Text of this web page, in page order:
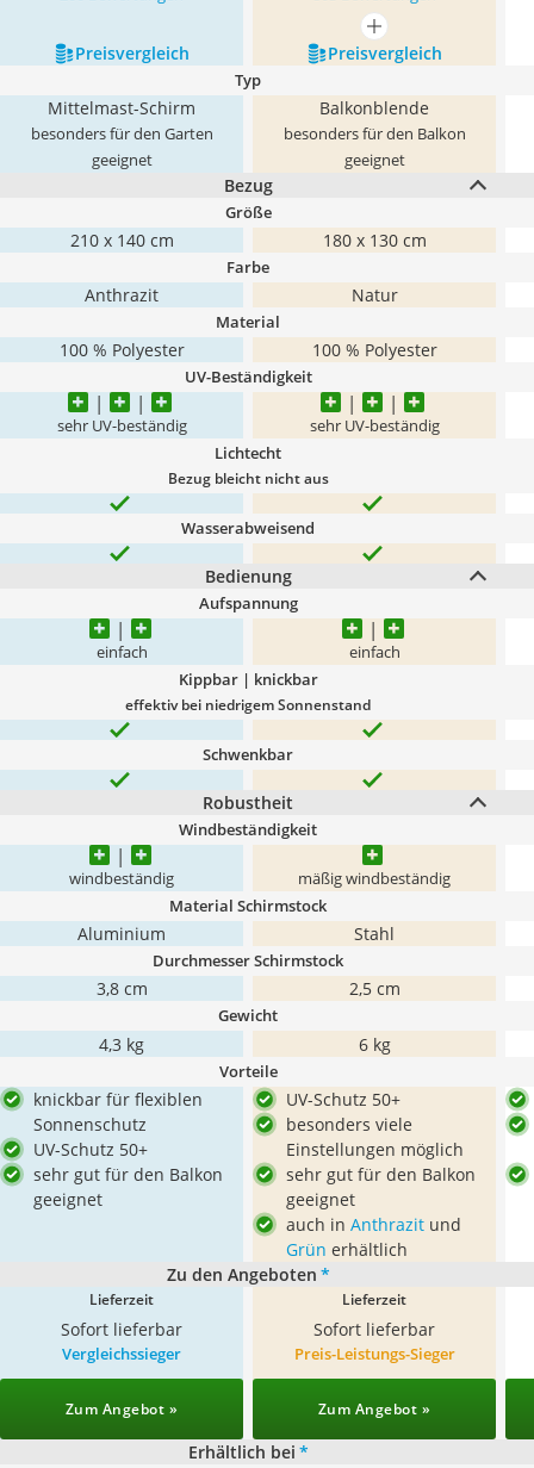
mehr anzeigen
Preis­vergleich
Preis­vergleich
Typ
Mittelmast-Schirm
besonders für den Garten
geeignet
Balkonblende
besonders für den Balkon
geeignet
Bezug
Größe
210 x 140 cm 180 x 130 cm
Farbe
Anthrazit Natur
Material
100 % Polyester 100 % Polyester
UV-Beständigkeit
sehr UV-beständig sehr UV-beständig
Lichtecht
Bezug bleicht nicht aus
Wasserabweisend
Bedienung
Aufspannung
einfach einfach
Kippbar | knickbar
effektiv bei niedrigem Sonnenstand
Schwenkbar
Robustheit
Windbeständigkeit
windbeständig mäßig windbeständig
Material Schirmstock
Aluminium Stahl
Durchmesser Schirmstock
3,8 cm 2,5 cm
Gewicht
4,3 kg 6 kg
Vorteile
knickbar für flexiblen
Sonnenschutz
UV-Schutz 50+
sehr gut für den Balkon
geeignet
UV-Schutz 50+
besonders viele
Einstellungen möglich
sehr gut für den Balkon
geeignet
auch in Anthrazit und
Grün erhältlich
Zu den Angeboten *
Lieferzeit
Sofort lieferbar
Lieferzeit
Sofort lieferbar
Vergleichssieger
Zum Angebot »
Preis-Leistungs-Sieger
Zum Angebot »
Erhältlich bei *